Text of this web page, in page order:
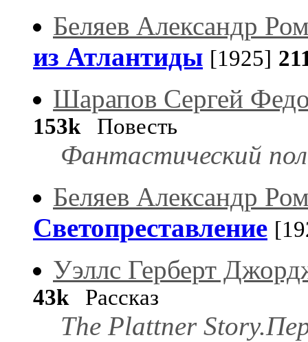
Беляев Александр
из Атлантиды [1925]
Шарапов Сергей
153kПовесть
Фантастический
Беляев Александр
Светопреставление
Уэллс Герберт
43kРассказ
The Plattner